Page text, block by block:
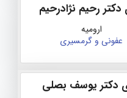
دکتر رحیم نژادرحیم
ارومیه
عفونی و گرمسیری
دکتر یوسف بصلی